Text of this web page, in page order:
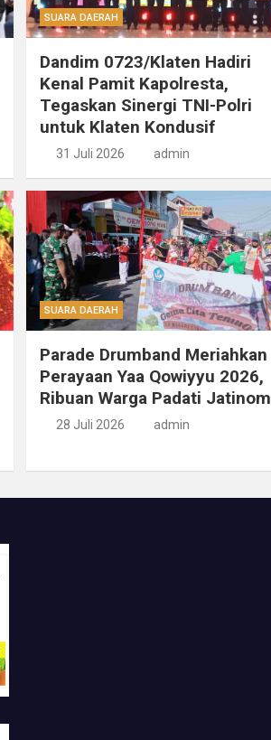
SUARA DAERAH
Dandim 0723/Klaten Hadiri
Kenal Pamit Kapolresta,
Tegaskan Sinergi TNI-Polri
untuk Klaten Kondusif
31 Juli 2026 admin
SUARA DAERAH
Parade Drumband Meriahkan
Perayaan Yaa Qowiyyu 2026,
Ribuan Warga Padati Jatinom
28 Juli 2026 admin